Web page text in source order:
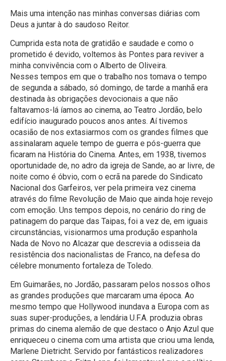
Mais uma intenção nas minhas conversas diárias com
Deus a juntar à do saudoso Reitor.
Cumprida esta nota de gratidão e saudade e como o
prometido é devido, voltemos às Pontes para reviver a
minha convivência com o Alberto de Oliveira.
Nesses tempos em que o trabalho nos tomava o tempo
de segunda a sábado, só domingo, de tarde a manhã era
destinada às obrigações devocionais a que não
faltavamos-lá íamos ao cinema, ao Teatro Jordão, belo
edifício inaugurado poucos anos antes. Aí tivemos
ocasião de nos extasiarmos com os grandes filmes que
assinalaram aquele tempo de guerra e pós-guerra que
ficaram na História do Cinema. Antes, em 1938, tivemos
oportunidade de, no adro da igreja de Sande, ao ar livre, de
noite como é óbvio, com o ecrã na parede do Sindicato
Nacional dos Garfeiros, ver pela primeira vez cinema
através do filme Revolução de Maio que ainda hoje revejo
com emoção. Uns tempos depois, no cenário do ring de
patinagem do parque das Taipas, foi a vez de, em iguais
circunstâncias, visionarmos uma produção espanhola
Nada de Novo no Alcazar que descrevia a odisseia da
resistência dos nacionalistas de Franco, na defesa do
célebre monumento fortaleza de Toledo.
Em Guimarães, no Jordão, passaram pelos nossos olhos
as grandes produções que marcaram uma época. Ao
mesmo tempo que Hollywood inundava a Europa com as
suas super-produções, a lendária U.F.A. produzia obras
primas do cinema alemão de que destaco o Anjo Azul que
enriqueceu o cinema com uma artista que criou uma lenda,
Marlene Dietricht. Servido por fantásticos realizadores